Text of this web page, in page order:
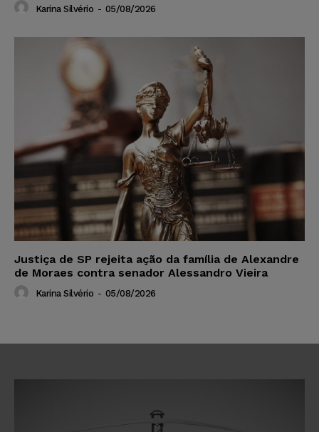
Karina Silvério - 05/08/2026
Justiça de SP rejeita ação da família de Alexandre
de Moraes contra senador Alessandro Vieira
Karina Silvério - 05/08/2026